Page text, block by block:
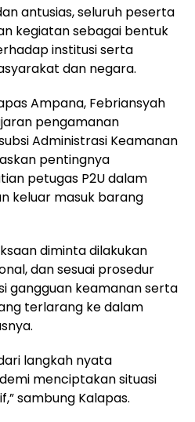
antusias, seluruh peserta
kegiatan sebagai bentuk
institusi serta
dan negara.
Ampana, Febriansyah
pengamanan
Administrasi Keamanan
pentingnya
petugas P2U dalam
keluar masuk barang
diminta dilakukan
dan sesuai prosedur
gangguan keamanan serta
terlarang ke dalam
langkah nyata
menciptakan situasi
sambung Kalapas.